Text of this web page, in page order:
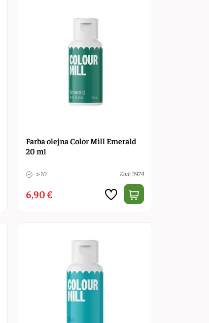
Farba olejna Color Mill Emerald
20 ml
> 10 Kod: 3974
6,90 €